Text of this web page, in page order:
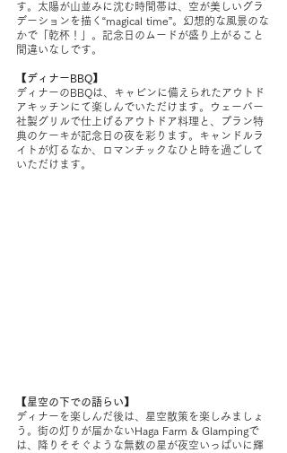
す。太陽が山並みに沈む時間帯は、空が美しいグラ
デーションを描く“magical time”。幻想的な風景のな
かで「乾杯！」。記念日のムードが盛り上がること
間違いなしです。
【ディナーBBQ】
ディナーのBBQは、キャビンに備えられたアウトド
アキッチンにて楽しんでいただけます。ウェーバー
社製グリルで仕上げるアウトドア料理と、プラン特
典のケーキが記念日の夜を彩ります。キャンドルラ
イトが灯るなか、ロマンチックなひと時を過ごして
いただけます。
【星空の下での語らい】
ディナーを楽しんだ後は、星空散策を楽しみましょ
う。街の灯りが届かないHaga Farm & Glampingで
は、降りそそぐような無数の星が夜空いっぱいに輝